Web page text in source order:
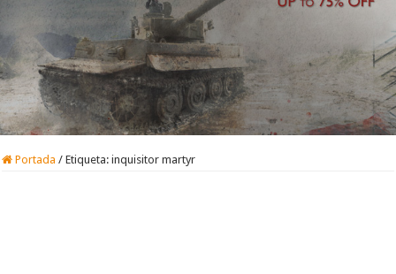
Portada / Etiqueta:inquisitor martyr